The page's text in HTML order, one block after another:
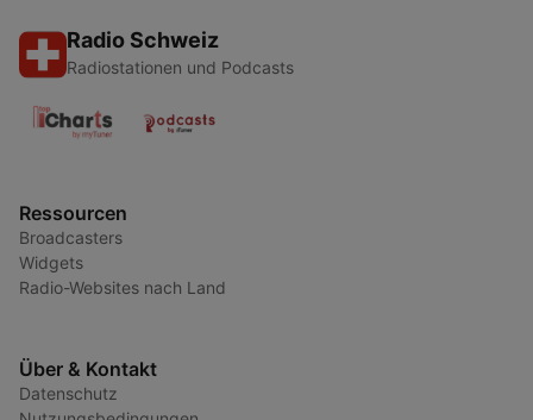
Radio Schweiz
Radiostationen und Podcasts
Ressourcen
Broadcasters
Widgets
Radio-Websites nach Land
Über & Kontakt
Datenschutz